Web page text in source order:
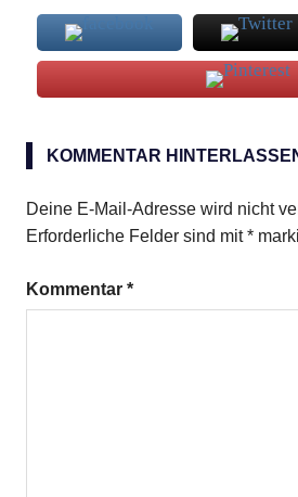
KOMMENTAR
Deine E-Mail-Adresse wird nicht
Erforderliche Felder sind mit*
Kommentar *